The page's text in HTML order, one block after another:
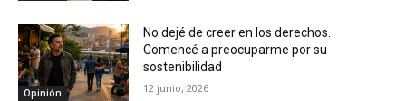
Opinión
No dejé de creer en los derechos.
Comencé a preocuparme por su
sostenibilidad
12 junio, 2026